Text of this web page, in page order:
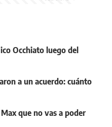
Occhiato luego del
a un acuerdo: cuánto
que no vas a poder